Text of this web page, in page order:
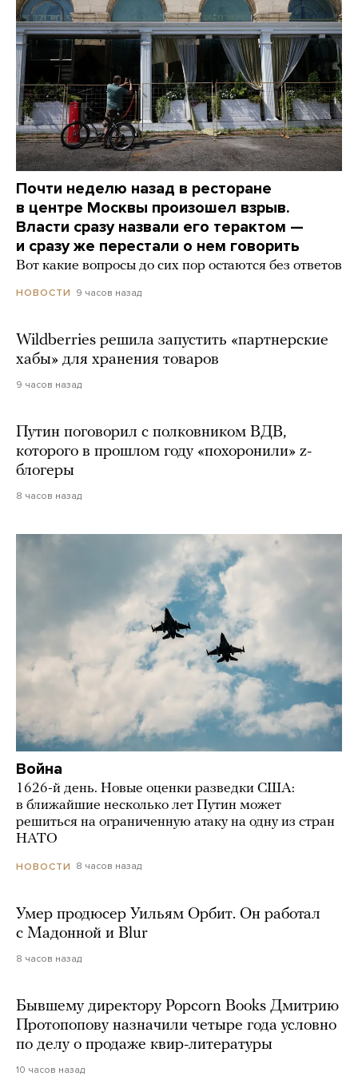
Почти неделю назад в ресторане
в центре Москвы произошел взрыв.
Власти сразу назвали его терактом —
и сразу же перестали о нем говорить
Вот какие вопросы до сих пор остаются без ответов
НОВОСТИ 9 часов назад
Wildberries решила запустить «партнерские
хабы» для хранения товаров
9 часов назад
Путин поговорил с полковником ВДВ,
которого в прошлом году «похоронили» z-
блогеры
8 часов назад
Война
1626-й день. Новые оценки разведки США:
в ближайшие несколько лет Путин может
решиться на ограниченную атаку на одну из стран
НАТО
НОВОСТИ 8 часов назад
Умер продюсер Уильям Орбит. Он работал
с Мадонной и Blur
8 часов назад
Бывшему директору Popcorn Books Дмитрию
Протопопову назначили четыре года условно
по делу о продаже квир-литературы
10 часов назад